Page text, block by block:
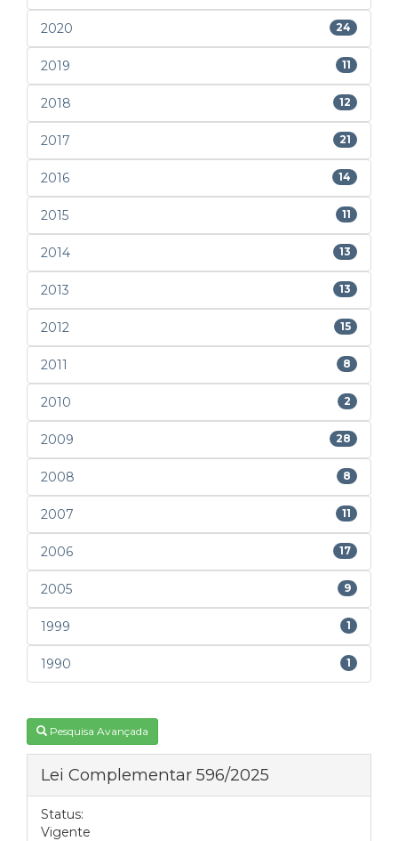
2020 24
2019 11
2018 12
2017 21
2016 14
2015 11
2014 13
2013 13
2012 15
2011 8
2010 2
2009 28
2008 8
2007 11
2006 17
2005 9
1999 1
1990 1
Pesquisa Avançada
Lei Complementar 596/2025
Status:
Vigente